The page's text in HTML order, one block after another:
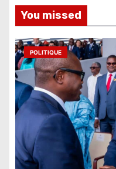
You missed
POLITIQUE